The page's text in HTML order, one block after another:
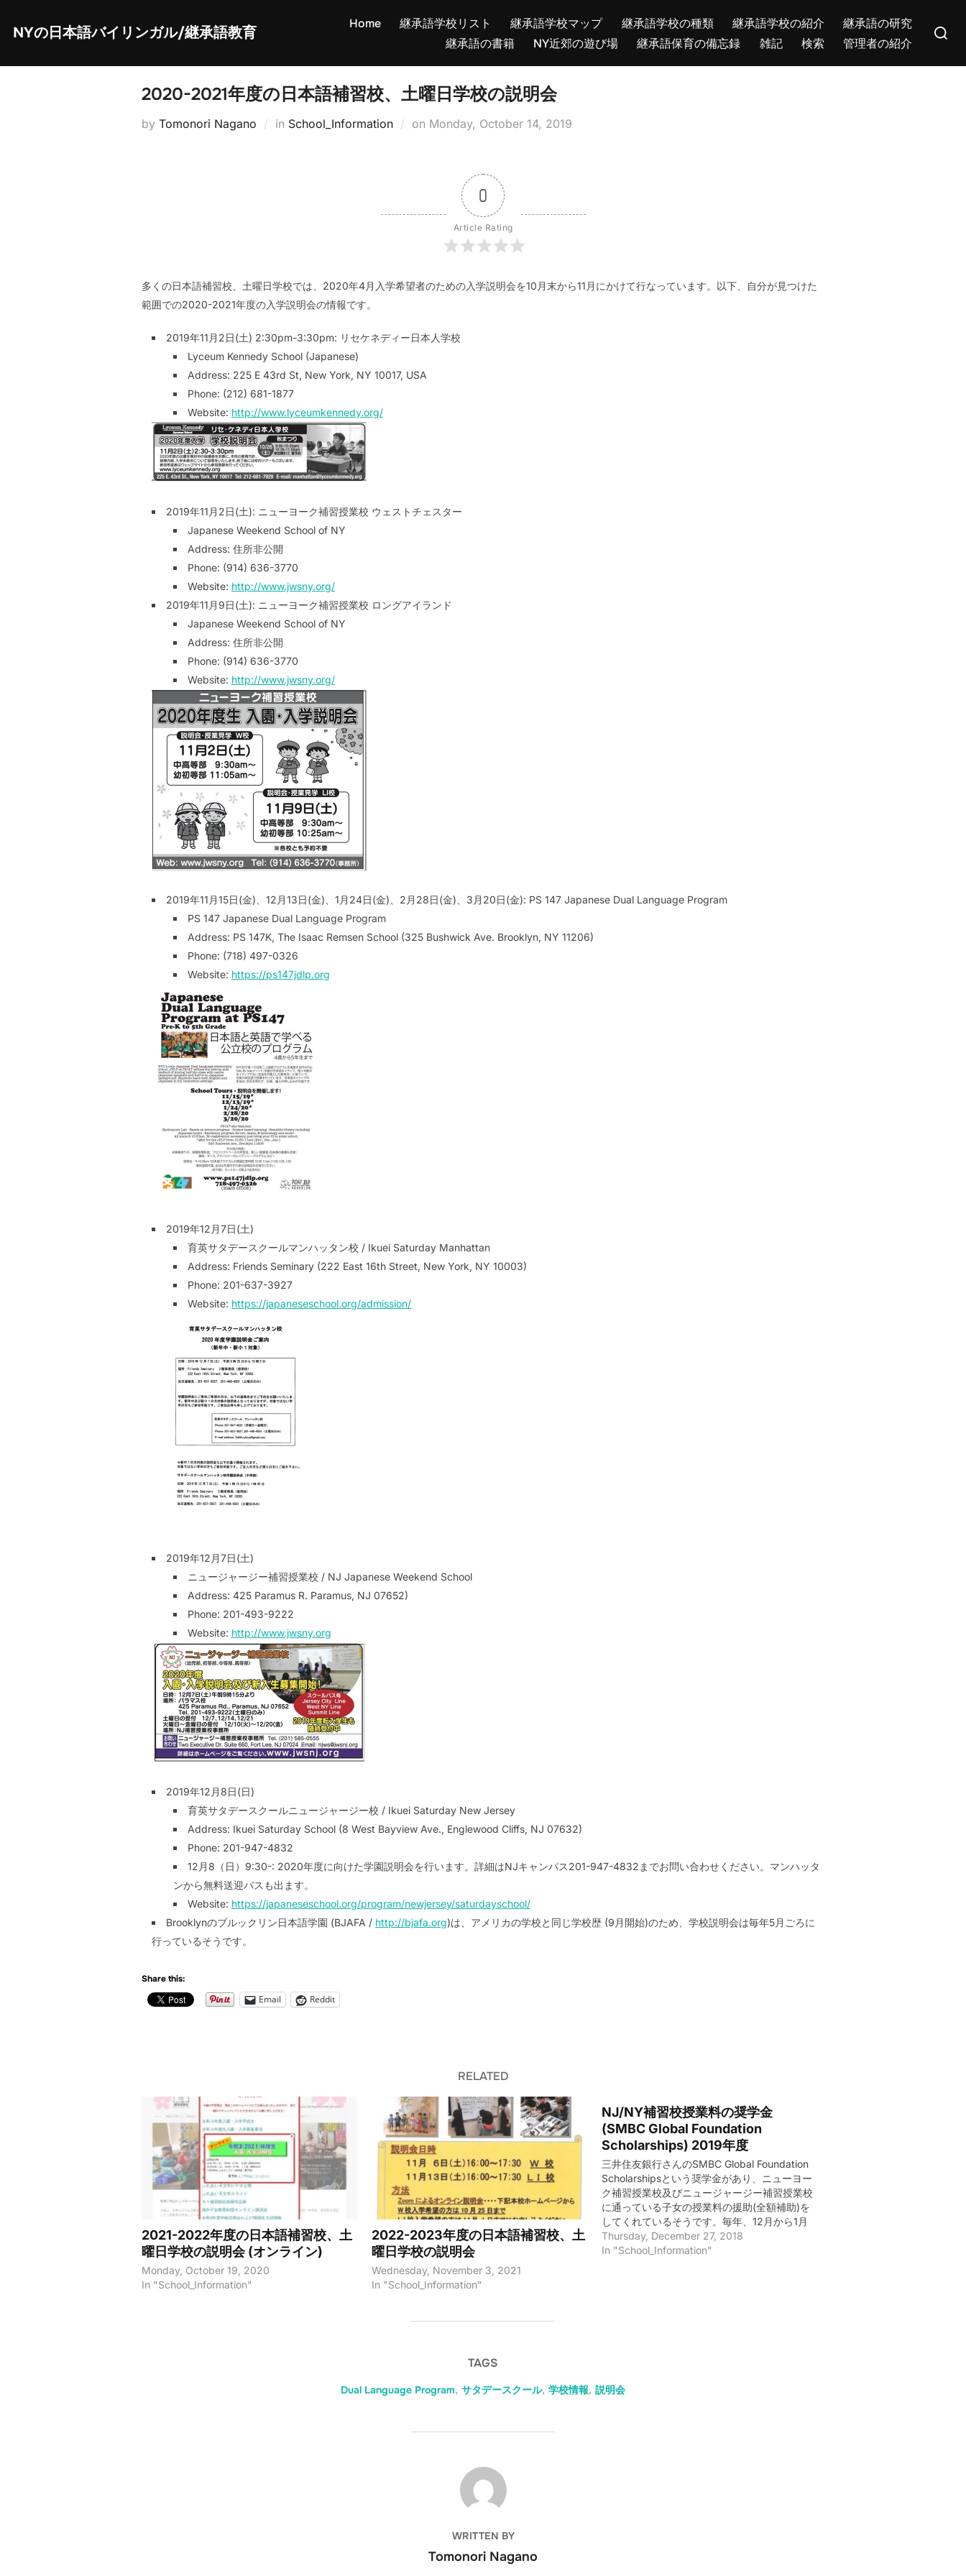
content
NYの日本語バイリンガル/継承語教育
Home 継承語学校リスト 継承語学校マップ 継承語学校の種類 継承語学校の紹介
継承語の研究
継承語の書籍
NY近郊の遊び場 継承語保育の備忘録 雑記 検索 管理者の紹介
for:
2020-2021年度の日本語補習校、土曜日学校の説明会
by Tomonori Nagano in School_Information on Posted
Monday, October 14, 2019
0
Article Rating
多くの日本語補習校、土曜日学校では、2020年4月入学希望者のための入学説明会を10月末から11月にかけて行なっています。以下、自分が見つけた
範囲での2020-2021年度の入学説明会の情報です。
2019年11月2日(土) 2:30pm-3:30pm: リセケネディー日本人学校
Lyceum Kennedy School (Japanese)
Address: 225 E 43rd St, New York, NY 10017, USA
Phone: (212) 681-1877
Website: http://www.lyceumkennedy.org/
2019年11月2日(土): ニューヨーク補習授業校 ウェストチェスター
Japanese Weekend School of NY
Address: 住所非公開
Phone: (914) 636-3770
Website: http://www.jwsny.org/
2019年11月9日(土): ニューヨーク補習授業校 ロングアイランド
Japanese Weekend School of NY
Address: 住所非公開
Phone: (914) 636-3770
Website: http://www.jwsny.org/
2019年11月15日(金)、12月13日(金)、1月24日(金)、2月28日(金)、3月20日(金): PS 147 Japanese Dual Language Program
PS 147 Japanese Dual Language Program
Address: PS 147K, The Isaac Remsen School (325 Bushwick Ave. Brooklyn, NY 11206)
Phone: (718) 497-0326
Website: https://ps147jdlp.org
2019年12月7日(土)
育英サタデースクールマンハッタン校 / Ikuei Saturday Manhattan
Address: Friends Seminary (222 East 16th Street, New York, NY 10003)
Phone: 201-637-3927
Website: https://japaneseschool.org/admission/
2019年12月7日(土)
ニュージャージー補習授業校 / NJ Japanese Weekend School
Address: 425 Paramus R. Paramus, NJ 07652)
Phone: 201-493-9222
Website: http://www.jwsny.org
2019年12月8日(日)
育英サタデースクールニュージャージー校 / Ikuei Saturday New Jersey
Address: Ikuei Saturday School (8 West Bayview Ave., Englewood Cliffs, NJ 07632)
Phone: 201-947-4832
12月8（日）9:30-: 2020年度に向けた学園説明会を行います。詳細はNJキャンパス201-947-4832までお問い合わせください。マンハッタ
ンから無料送迎バスも出ます。
Website: https://japaneseschool.org/program/newjersey/saturdayschool/
Brooklynのブルックリン日本語学園 (BJAFA / http://bjafa.org)は、アメリカの学校と同じ学校歴 (9月開始)のため、学校説明会は毎年5月ごろに
行っているそうです。
Share this:
Email Reddit
RELATED
2021-2022年度の日本語補習校、土
曜日学校の説明会 (オンライン)
Monday, October 19, 2020
In "School_Information"
2022-2023年度の日本語補習校、土
曜日学校の説明会
Wednesday, November 3, 2021
In "School_Information"
NJ/NY補習校授業料の奨学金
(SMBC Global Foundation
Scholarships) 2019年度
三井住友銀行さんのSMBC Global Foundation
Scholarshipsという奨学金があり、ニューヨー
ク補習授業校及びニュージャージー補習授業校
に通っている子女の授業料の援助(全額補助)を
してくれているそうです。毎年、12月から1月
にかけて申し込みを受け付けているそうで、
2019年度の締め切りは2019年1月19日(土)との
-------------
Thursday, December 27, 2018
In "School_Information"
TAGS
Dual Language Program, サタデースクール, 学校情報, 説明会
POST AUTHOR
WRITTEN BY
Tomonori Nagano